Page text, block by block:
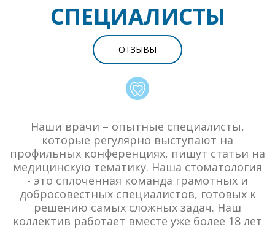
СПЕЦИАЛИСТЫ
ОТЗЫВЫ
Наши врачи – опытные специалисты,
которые регулярно выступают на
профильных конференциях, пишут статьи на
медицинскую тематику. Наша стоматология
- это сплоченная команда грамотных и
добросовестных специалистов, готовых к
решению самых сложных задач. Наш
коллектив работает вместе уже более 18 лет